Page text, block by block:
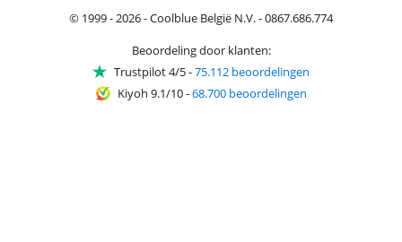
© 1999 - 2026 - Coolblue België N.V. - 0867.686.774
Beoordeling door klanten:
Trustpilot 4/5-75.112 beoordelingen
Kiyoh 9.1/10-68.700 beoordelingen